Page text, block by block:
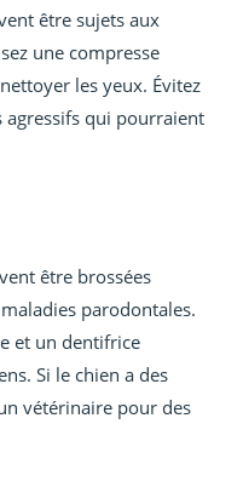
être sujets aux
une compresse
les yeux. Évitez
agressifs qui pourraient
être brossées
parodontales.
et un dentifrice
Si le chien a des
vétérinaire pour des